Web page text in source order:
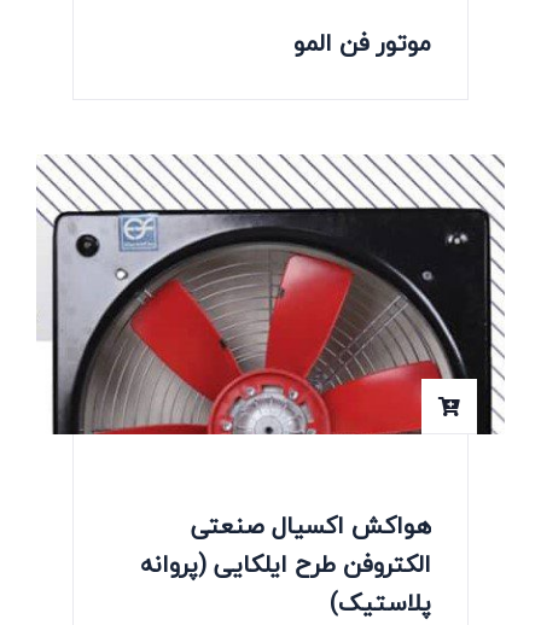
موتور فن المو
هواکش اکسیال صنعتی
الکتروفن طرح ایلکایی (پروانه
پلاستیک)